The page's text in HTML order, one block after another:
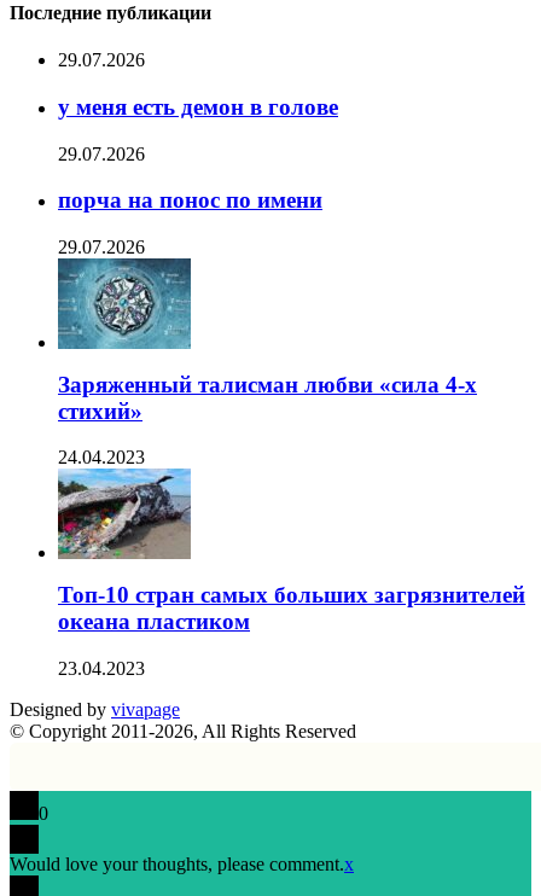
Последние публикации
29.07.2026
у меня есть демон в голове
29.07.2026
порча на понос по имени
29.07.2026
Заряженный талисман любви «сила 4-х
стихий»
24.04.2023
Топ-10 стран самых больших загрязнителей
океана пластиком
23.04.2023
Designed by vivapage
© Copyright 2011-2026, All Rights Reserved
0
Would love your thoughts, please comment.x